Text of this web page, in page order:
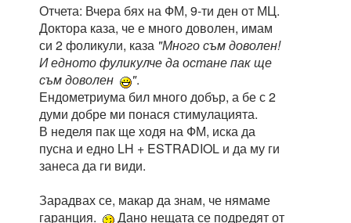
Отчета: Вчера бях на ФМ, 9-ти ден от МЦ.
Доктора каза, че е много доволен, имам
си 2 фоликули, каза "Много съм доволен!
И едното фуликулче да остане пак ще
съм доволен
".
Ендометриума бил много добър, а бе с 2
думи добре ми понася стимулацията.
В неделя пак ще ходя на ФМ, иска да
пусна и едно LH + ESTRADIOL и да му ги
занеса да ги види.
Зарадвах се, макар да знам, че нямаме
гаранция.
Дано нещата се подредят от